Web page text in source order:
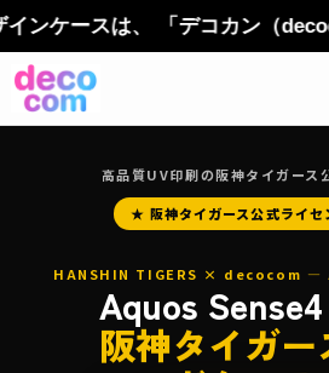
は、 「デコカン（decocom）」
高品質UV印刷の阪神タイガース
★ 阪神タイガース公式ライセ
HANSHIN TIGERS × decocom
Aquos
阪神タイガー